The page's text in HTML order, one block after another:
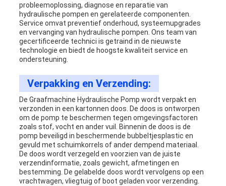
probleemoplossing, diagnose en reparatie van
hydraulische pompen en gerelateerde componenten.
Service omvat preventief onderhoud, systeemupgrades
en vervanging van hydraulische pompen. Ons team van
gecertificeerde technici is getraind in de nieuwste
technologie en biedt de hoogste kwaliteit service en
ondersteuning.
Verpakking en Verzending:
De Graafmachine Hydraulische Pomp wordt verpakt en
verzonden in een kartonnen doos. De doos is ontworpen
om de pomp te beschermen tegen omgevingsfactoren
zoals stof, vocht en ander vuil. Binnenin de doos is de
pomp beveiligd in beschermende bubbeltjesplastic en
gevuld met schuimkorrels of ander dempend materiaal.
De doos wordt verzegeld en voorzien van de juiste
verzendinformatie, zoals gewicht, afmetingen en
bestemming. De gelabelde doos wordt vervolgens op een
vrachtwagen, vliegtuig of boot geladen voor verzending.